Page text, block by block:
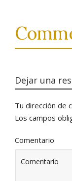
Dejar una
Tu dirección de
Los campos
Comentario